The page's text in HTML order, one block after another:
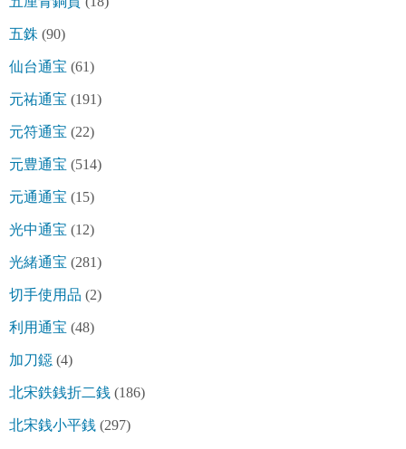
五銖 (90)
仙台通宝 (61)
元祐通宝 (191)
元符通宝 (22)
元豊通宝 (514)
元通通宝 (15)
光中通宝 (12)
光緒通宝 (281)
切手使用品 (2)
利用通宝 (48)
加刀鐚 (4)
北宋鉄銭折二銭 (186)
北宋銭小平銭 (297)